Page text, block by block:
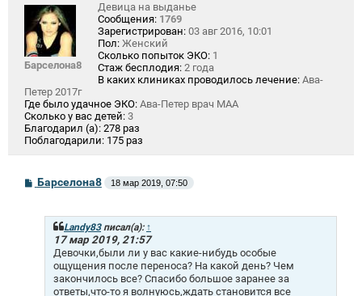
Барселона8
Девица на выданье
Сообщения: 1769
Зарегистрирован: 03 авг 2016, 10:01
Пол: Женский
Сколько попыток ЭКО: 1
Стаж бесплодия: 2 года
В каких клиниках проводилось лечение: Ава-
Петер 2017г
Где было удачное ЭКО: Ава-Петер врач МАА
Сколько у вас детей: 3
Благодарил (а): 278 раз
Поблагодарили: 175 раз
СБарселона8 18 мар 2019, 07:50
Landy83писал(а): ↑
17 мар 2019, 21:57
Девочки,были ли у вас какие-нибудь особые
ощущения после переноса? На какой день? Чем
закончилось все? Спасибо большое заранее за
ответы,что-то я волнуюсь,ждать становится все